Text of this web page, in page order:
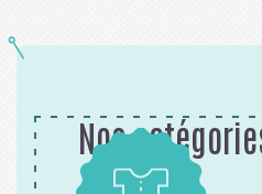
Nos